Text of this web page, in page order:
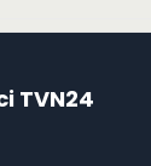
TVN24